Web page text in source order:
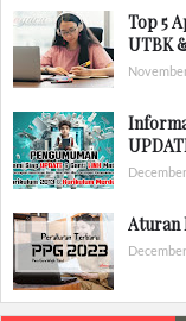
Top 5
UTBK
Aturan